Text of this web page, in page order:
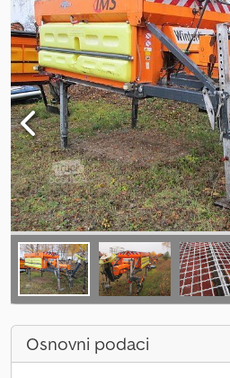
Osnovni podaci